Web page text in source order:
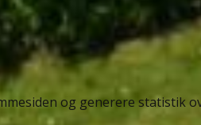
og generere statistik